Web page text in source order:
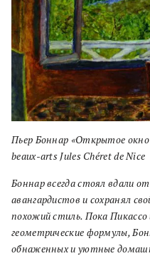
Пьер Боннар «Открытое окно
beaux-arts Jules Chéret de Nice
Боннар всегда стоял вдали
авангардистов и сохранял
похожий стиль. Пока Пикассо
геометрические формулы,
обнаженных и уютные